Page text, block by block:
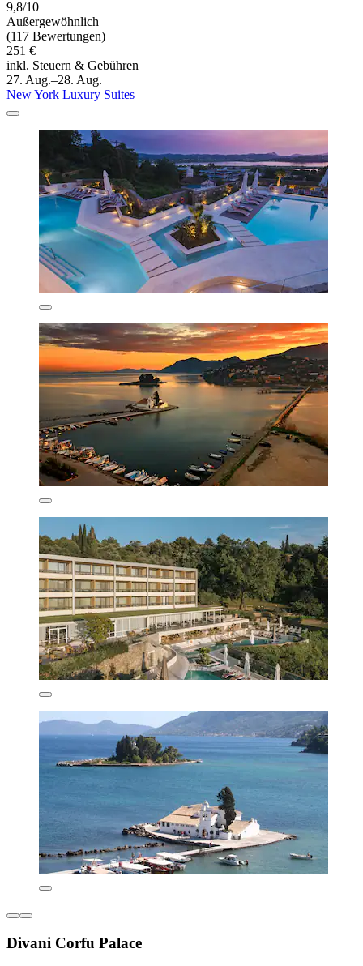
9,8/10
Außergewöhnlich
(117 Bewertungen)
251 €
inkl. Steuern & Gebühren
27. Aug.–28. Aug.
New York Luxury Suites
Divani Corfu Palace